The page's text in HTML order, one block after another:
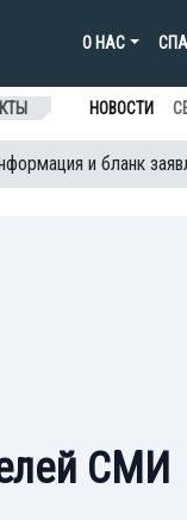
О НАС
НОВОСТИ
и бланк
СМИ